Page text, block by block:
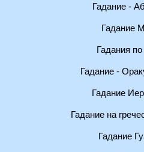
Гадание -
Гадание
Гадания
Гадание -
Гадание
Гадание на
Гадание